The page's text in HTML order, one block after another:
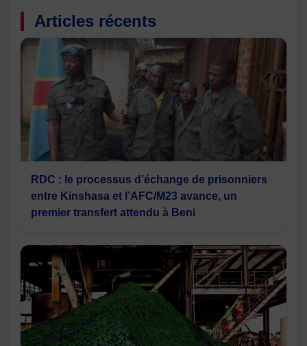
Articles récents
RDC : le processus d’échange de prisonniers
entre Kinshasa et l’AFC/M23 avance, un
premier transfert attendu à Beni